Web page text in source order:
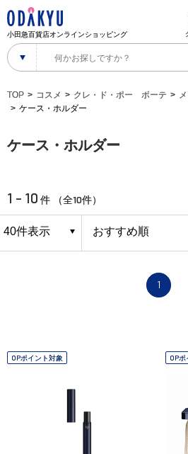
小田急百貨店オンラインショッピング
TOP コスメ クレ・ド・ポー ボーテ
ケース・ホルダー
ケース・ホルダー
1 - 10 件 （全10件）
1
OPポイント対象 OP